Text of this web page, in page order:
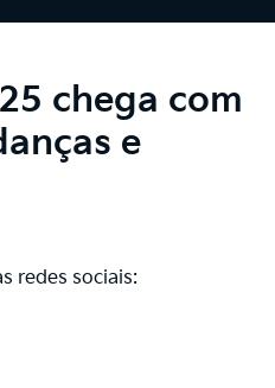
chega com
e
redes sociais: